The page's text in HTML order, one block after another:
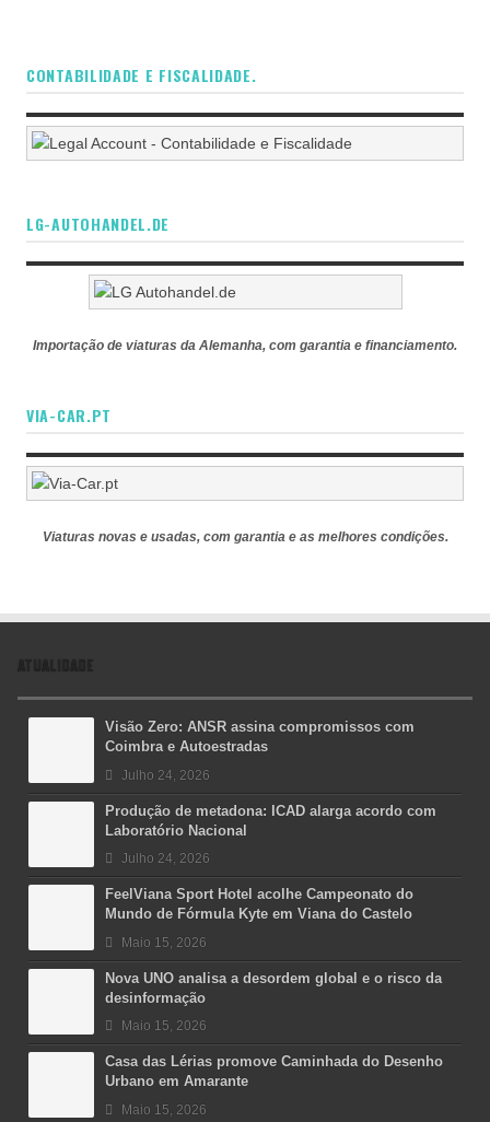
CONTABILIDADE E FISCALIDADE.
LG-AUTOHANDEL.DE
Importação de viaturas da Alemanha, com garantia e financiamento.
VIA-CAR.PT
Viaturas novas e usadas, com garantia e as melhores condições.
ATUALIDADE
Visão Zero: ANSR assina compromissos com
Coimbra e Autoestradas
Julho 24, 2026
Produção de metadona: ICAD alarga acordo com
Laboratório Nacional
Julho 24, 2026
FeelViana Sport Hotel acolhe Campeonato do
Mundo de Fórmula Kyte em Viana do Castelo
Maio 15, 2026
Nova UNO analisa a desordem global e o risco da
desinformação
Maio 15, 2026
Casa das Lérias promove Caminhada do Desenho
Urbano em Amarante
Maio 15, 2026